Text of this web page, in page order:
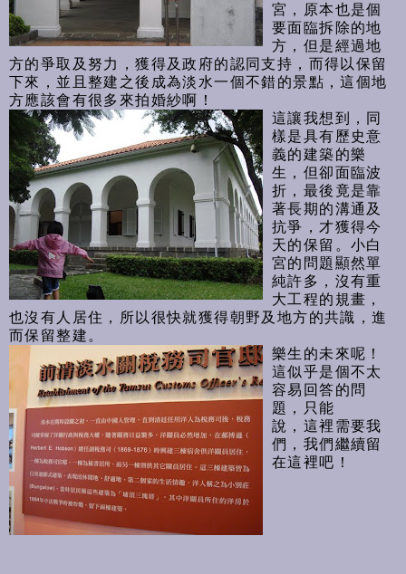
宮，原本也是個
要面臨拆除的地
方，但是經過地
方的爭取及努力，獲得及政府的認同支持，而得以保留
下來，並且整建之後成為淡水一個不錯的景點，這個地
方應該會有很多來拍婚紗啊！
這讓我想到，同
樣是具有歷史意
義的建築的樂
生，但卻面臨波
折，最後竟是靠
著長期的溝通及
抗爭，才獲得今
天的保留。小白
宮的問題顯然單
純許多，沒有重
大工程的規畫，
也沒有人居住，所以很快就獲得朝野及地方的共識，進
而保留整建。
樂生的未來呢！
這似乎是個不太
容易回答的問
題，只能
說，這裡需要我
們，我們繼續留
在這裡吧！